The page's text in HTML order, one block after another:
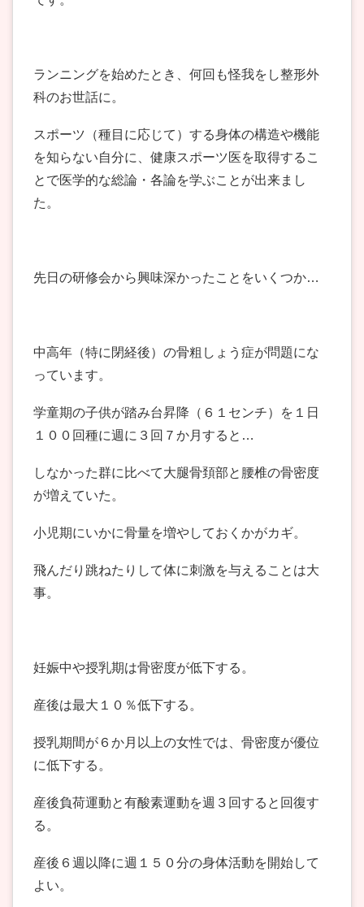
ランニングを始めたとき、何回も怪我をし整形外
科のお世話に。
スポーツ（種目に応じて）する身体の構造や機能
を知らない自分に、健康スポーツ医を取得するこ
とで医学的な総論・各論を学ぶことが出来まし
た。
先日の研修会から興味深かったことをいくつか…
中高年（特に閉経後）の骨粗しょう症が問題にな
っています。
学童期の子供が踏み台昇降（６１センチ）を１日
１００回種に週に３回７か月すると…
しなかった群に比べて大腿骨頚部と腰椎の骨密度
が増えていた。
小児期にいかに骨量を増やしておくかがカギ。
飛んだり跳ねたりして体に刺激を与えることは大
事。
妊娠中や授乳期は骨密度が低下する。
産後は最大１０％低下する。
授乳期間が６か月以上の女性では、骨密度が優位
に低下する。
産後負荷運動と有酸素運動を週３回すると回復す
る。
産後６週以降に週１５０分の身体活動を開始して
よい。